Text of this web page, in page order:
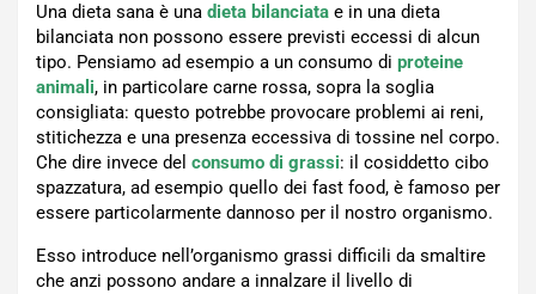
Una dieta sana è una dieta bilanciata e in una dieta
bilanciata non possono essere previsti eccessi di alcun
tipo. Pensiamo ad esempio a un consumo di proteine
animali, in particolare carne rossa, sopra la soglia
consigliata: questo potrebbe provocare problemi ai reni,
stitichezza e una presenza eccessiva di tossine nel corpo.
Che dire invece del consumo di grassi: il cosiddetto cibo
spazzatura, ad esempio quello dei fast food, è famoso per
essere particolarmente dannoso per il nostro organismo.
Esso introduce nell’organismo grassi difficili da smaltire
che anzi possono andare a innalzare il livello di